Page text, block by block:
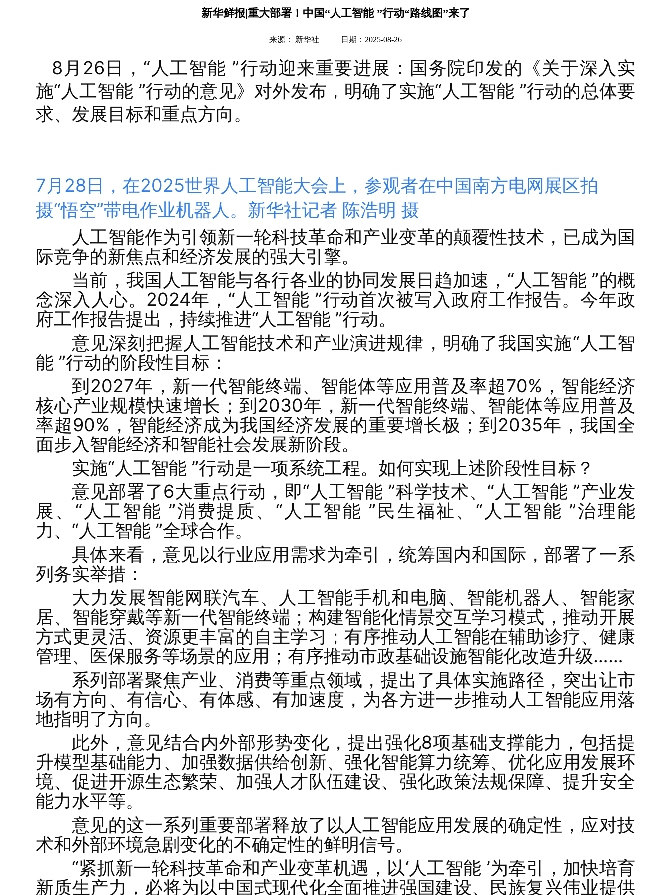
新华鲜报|重大部署！中国“人工智能 ”行动“路线图”来了
来源： 新华社 日期：2025-08-26
8月26日，“人工智能 ”行动迎来重要进展：国务院印发的《关于深入实
施“人工智能 ”行动的意见》对外发布，明确了实施“人工智能 ”行动的总体要
求、发展目标和重点方向。
7月28日，在2025世界人工智能大会上，参观者在中国南方电网展区拍
摄“悟空”带电作业机器人。新华社记者 陈浩明 摄
人工智能作为引领新一轮科技革命和产业变革的颠覆性技术，已成为国
际竞争的新焦点和经济发展的强大引擎。
当前，我国人工智能与各行各业的协同发展日趋加速，“人工智能 ”的概
念深入人心。2024年，“人工智能 ”行动首次被写入政府工作报告。今年政
府工作报告提出，持续推进“人工智能 ”行动。
意见深刻把握人工智能技术和产业演进规律，明确了我国实施“人工智
能 ”行动的阶段性目标：
到2027年，新一代智能终端、智能体等应用普及率超70%，智能经济
核心产业规模快速增长；到2030年，新一代智能终端、智能体等应用普及
率超90%，智能经济成为我国经济发展的重要增长极；到2035年，我国全
面步入智能经济和智能社会发展新阶段。
实施“人工智能 ”行动是一项系统工程。如何实现上述阶段性目标？
意见部署了6大重点行动，即“人工智能 ”科学技术、“人工智能 ”产业发
展、“人工智能 ”消费提质、“人工智能 ”民生福祉、“人工智能 ”治理能
力、“人工智能 ”全球合作。
具体来看，意见以行业应用需求为牵引，统筹国内和国际，部署了一系
列务实举措：
大力发展智能网联汽车、人工智能手机和电脑、智能机器人、智能家
居、智能穿戴等新一代智能终端；构建智能化情景交互学习模式，推动开展
方式更灵活、资源更丰富的自主学习；有序推动人工智能在辅助诊疗、健康
管理、医保服务等场景的应用；有序推动市政基础设施智能化改造升级……
系列部署聚焦产业、消费等重点领域，提出了具体实施路径，突出让市
场有方向、有信心、有体感、有加速度，为各方进一步推动人工智能应用落
地指明了方向。
此外，意见结合内外部形势变化，提出强化8项基础支撑能力，包括提
升模型基础能力、加强数据供给创新、强化智能算力统筹、优化应用发展环
境、促进开源生态繁荣、加强人才队伍建设、强化政策法规保障、提升安全
能力水平等。
意见的这一系列重要部署释放了以人工智能应用发展的确定性，应对技
术和外部环境急剧变化的不确定性的鲜明信号。
“紧抓新一轮科技革命和产业变革机遇，以‘人工智能 ’为牵引，加快培育
新质生产力，必将为以中国式现代化全面推进强国建设、民族复兴伟业提供